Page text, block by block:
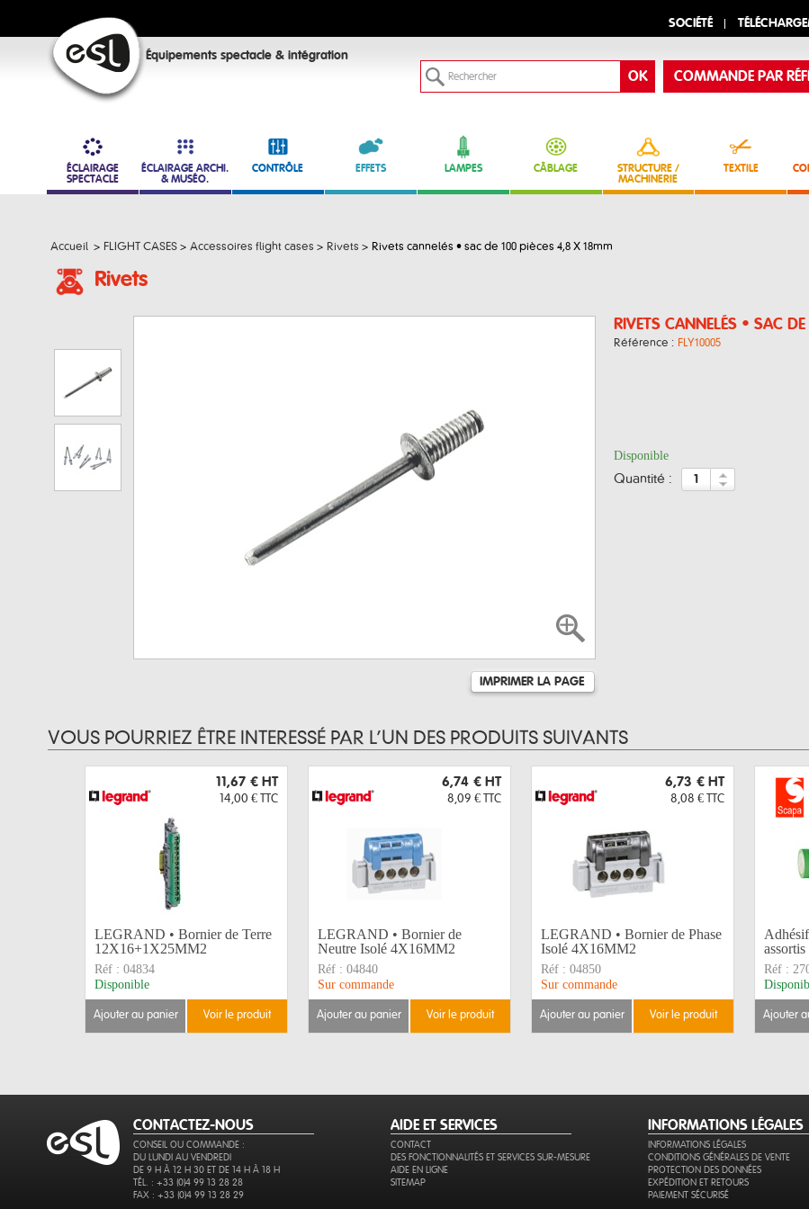
SOCIÉTÉ
Équipements spectacle & intégration
COMMANDE PAR
ÉCLAIRAGE
SPECTACLE
ÉCLAIRAGE ARCHI.
& MUSÉO.
CONTRÔLE EFFETS LAMPES CÂBLAGE
STRUCTURE /
MACHINERIE
TEXTILE
Accueil > FLIGHT CASES > Accessoires flight cases > Rivets > Rivets cannelés • sac de 100 pièces 4,8 X 18mm
Rivets
IMPRIMER LA PAGE
RIVETS CANNELÉS • SAC
Référence : FLY10005
Disponible
quantité :
VOUS POURRIEZ ÊTRE INTERESSÉ PAR L’UN DES PRODUITS SUIVANTS
11,67 € HT
14,00 € TTC
LEGRAND • Bornier de Terre
12X16+1X25MM2
Réf : 04834
Disponible
ajouter au panier voir le produit
6,74 € HT
8,09 € TTC
LEGRAND • Bornier de
Neutre Isolé 4X16MM2
Réf : 04840
Sur commande
ajouter au panier voir le produit
6,73 € HT
8,08 € TTC
LEGRAND • Bornier de Phase
Isolé 4X16MM2
Réf : 04850
Sur commande
ajouter au panier voir le produit
Réf :
ajouter
CONTACTEZ-NOUS
CONSEIL OU COMMANDE :
DU LUNDI AU VENDREDI
DE 9 H À 12 H 30 ET DE 14 H À 18 H
TÉL. : +33 (0)4 99 13 28 28
FAX : +33 (0)4 99 13 28 29
AIDE ET SERVICES
CONTACT
DES FONCTIONNALITÉS ET SERVICES SUR-MESURE
AIDE EN LIGNE
SITEMAP
INFORMATIONS LÉGALES
INFORMATIONS LÉGALES
CONDITIONS GÉNÉRALES DE VENTE
PROTECTION DES DONNÉES
EXPÉDITION ET RETOURS
PAIEMENT SÉCURISÉ